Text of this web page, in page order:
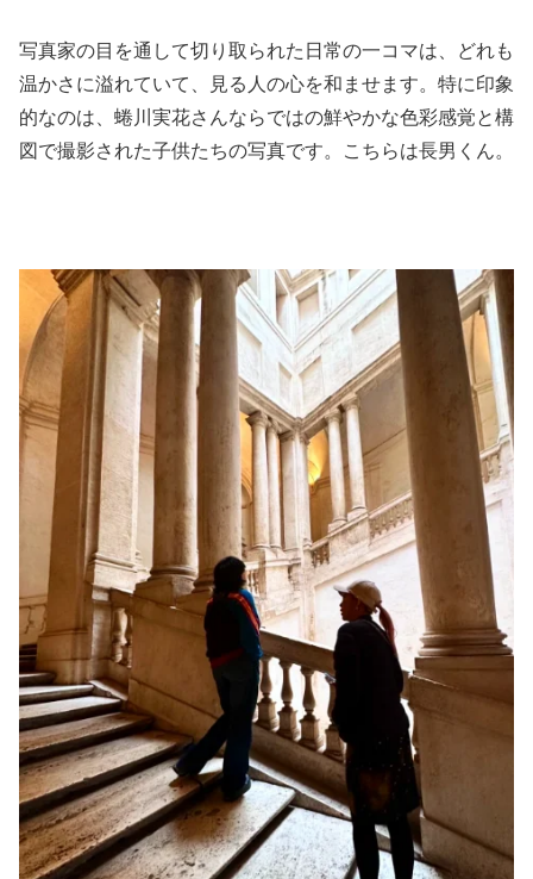
写真家の目を通して切り取られた日常の一コマは、どれも
温かさに溢れていて、見る人の心を和ませます。特に印象
的なのは、蜷川実花さんならではの鮮やかな色彩感覚と構
図で撮影された子供たちの写真です。こちらは長男くん。